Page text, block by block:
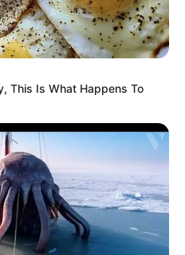
jeromepolin)
This Is What Happens To